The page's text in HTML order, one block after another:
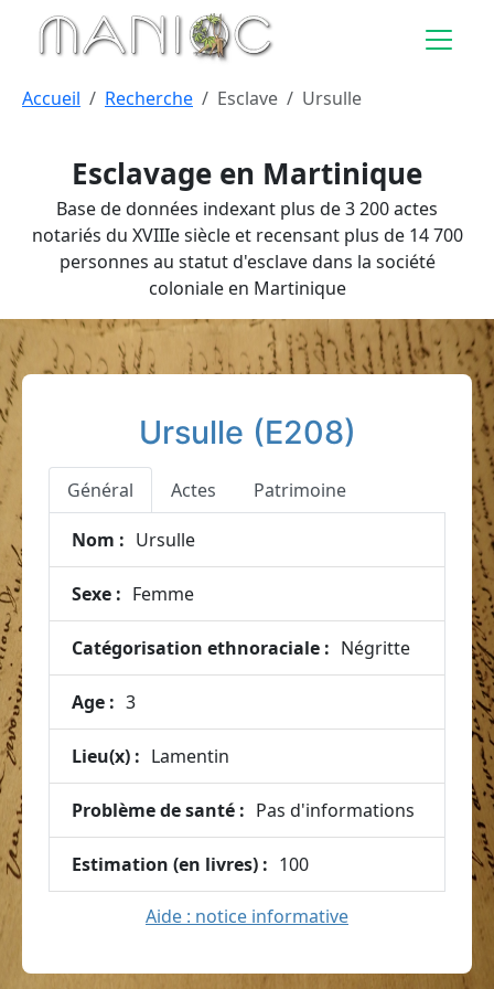
Aller au contenu principal
Esclavage en Martinique
Base de données indexant plus de 3 200 actes
notariés du XVIIIe siècle et recensant plus de 14 700
personnes au statut d'esclave dans la société
coloniale en Martinique
Accueil Recherche Esclave Ursulle
Ursulle (E208)
Général Actes Patrimoine
Nom : Ursulle
Sexe : Femme
Catégorisation ethnoraciale : Négritte
Age : 3
Lieu(x) : Lamentin
Problème de santé : Pas d'informations
Estimation (en livres) : 100
Aide : notice informative